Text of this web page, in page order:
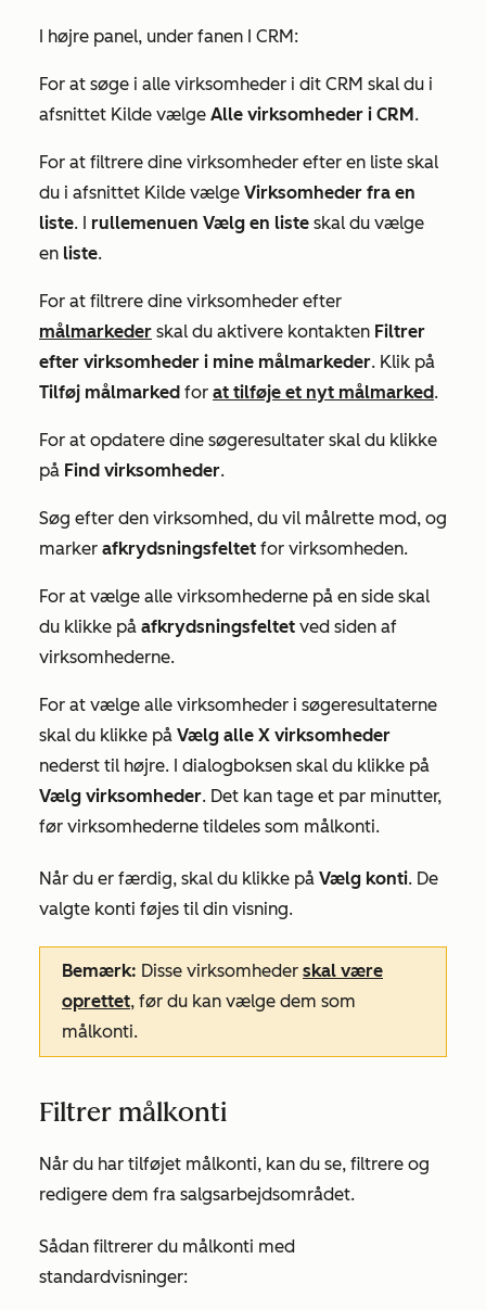
I højre panel, under fanen I CRM:
For at søge i alle virksomheder i dit CRM skal du i
afsnittet Kilde vælge Alle virksomheder i CRM.
For at filtrere dine virksomheder efter en liste skal
du i afsnittet Kilde vælge Virksomheder fra en
liste. I rullemenuen Vælg en liste skal du vælge
en liste.
For at filtrere dine virksomheder efter
målmarkeder skal du aktivere kontakten Filtrer
efter virksomheder i mine målmarkeder. Klik på
Tilføj målmarked for at tilføje et nyt målmarked.
For at opdatere dine søgeresultater skal du klikke
på Find virksomheder.
Søg efter den virksomhed, du vil målrette mod, og
marker afkrydsningsfeltet for virksomheden.
For at vælge alle virksomhederne på en side skal
du klikke på afkrydsningsfeltet ved siden af
virksomhederne.
For at vælge alle virksomheder i søgeresultaterne
skal du klikke på Vælg alle X virksomheder
nederst til højre. I dialogboksen skal du klikke på
Vælg virksomheder. Det kan tage et par minutter,
før virksomhederne tildeles som målkonti.
Når du er færdig, skal du klikke på Vælg konti. De
valgte konti føjes til din visning.
Bemærk: Disse virksomheder skal være
oprettet, før du kan vælge dem som
målkonti.
Filtrer målkonti
Når du har tilføjet målkonti, kan du se, filtrere og
redigere dem fra salgsarbejdsområdet.
Sådan filtrerer du målkonti med
standardvisninger: